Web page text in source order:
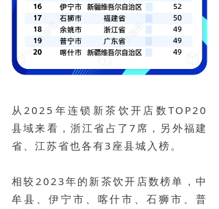
从2025年连锁新茶饮开店数TOP20
县域来看，浙江省占了7席，另外福建
省、江苏省也各有3座县城入榜。
相较2023年的新茶饮开店数榜单，中
牟县、伊宁市、喀什市、石狮市、普